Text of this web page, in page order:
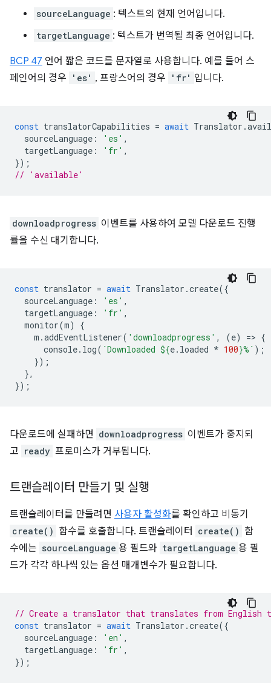
sourceLanguage : 텍스트의 현재 언어입니다.
targetLanguage : 텍스트가 번역될 최종 언어입니다.
BCP 47 언어 짧은 코드를 문자열로 사용합니다. 예를 들어 스
페인어의 경우
'es' , 프랑스어의 경우 'fr' 입니다.
const translatorCapabilities = await Translator .
sourceLanguage : 'es' ,
targetLanguage : 'fr' ,
});
// 'available'
downloadprogress 이벤트를 사용하여 모델 다운로드 진행
률을 수신 대기합니다.
const translator = await Translator .create({
sourceLanguage : 'es' ,
targetLanguage : 'fr' ,
monitor(m)
{
m .addEventListener( 'downloadprogress' , (e) => {
console. log( `Downloaded ${e. loaded * 100}%` );
});
},
});
다운로드에 실패하면 downloadprogress 이벤트가 중지되
고 ready 프로미스가 거부됩니다.
트랜슬레이터 만들기 및 실행
트랜슬레이터를 만들려면 사용자 활성화를 확인하고 비동기
create() 함수를 호출합니다. 트랜슬레이터 create() 함
수에는 sourceLanguage 용 필드와 targetLanguage 용 필
드가 각각 하나씩 있는 옵션 매개변수가 필요합니다.
// Create a translator that translates from English
const translator = await Translator .create({
sourceLanguage : 'en' ,
targetLanguage : 'fr' ,
});